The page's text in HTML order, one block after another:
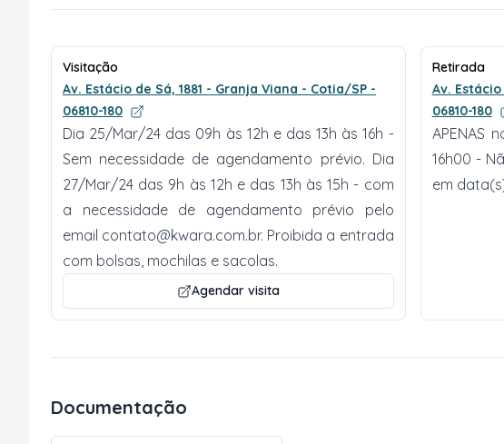
Visitação
Av. Estácio de Sá, 1881 - Granja Viana - Cotia/SP -
06810-180
Dia 25/Mar/24 das 09h às 12h e das 13h às 16h -
Sem necessidade de agendamento prévio. Dia
27/Mar/24 das 9h às 12h e das 13h às 15h - com
a necessidade de agendamento prévio pelo
email contato@kwara.com.br. Proibida a entrada
com bolsas, mochilas e sacolas.
Agendar visita
Retirada
Av.
06810-180
APENAS
16h00 -
em
Documentação